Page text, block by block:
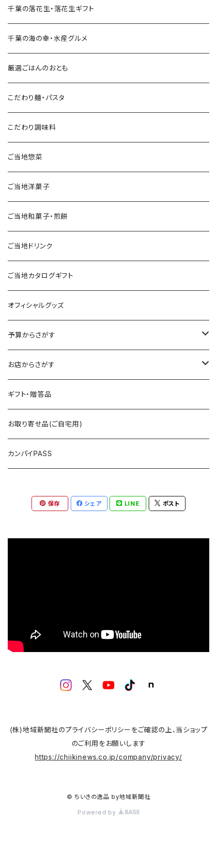
千葉の落花生・落花生ギフト
千葉の海の幸・水産グルメ
厳選ごはんのおとも
こだわり麺・パスタ
こだわり調味料
ご当地惣菜
ご当地洋菓子
ご当地和菓子・煎餅
ご当地ドリンク
ご当地カタログギフト
オフィシャルグッズ
予算からさがす
～2,500円
～4,000円
～5,000円
5,000円以上
お店からさがす
飯村養蜂
海光物産
まるい鮮魚店
GIBIER JAPON（ジビエジャポン）
宮崎酒造店
自家製ハムソーセージ俊五郎
ギフト・贈答品
お取り寄せ品(ご自宅用)
カンパイPASS
保存 シェア LINE ポスト
(株)地域新聞社のプライバシーポリシーをご確認の上、当ショップ
のご利用をお願いします
https://chiikinews.co.jp/company/privacy/
© ちいきの逸品 by地域新聞社
Powered by